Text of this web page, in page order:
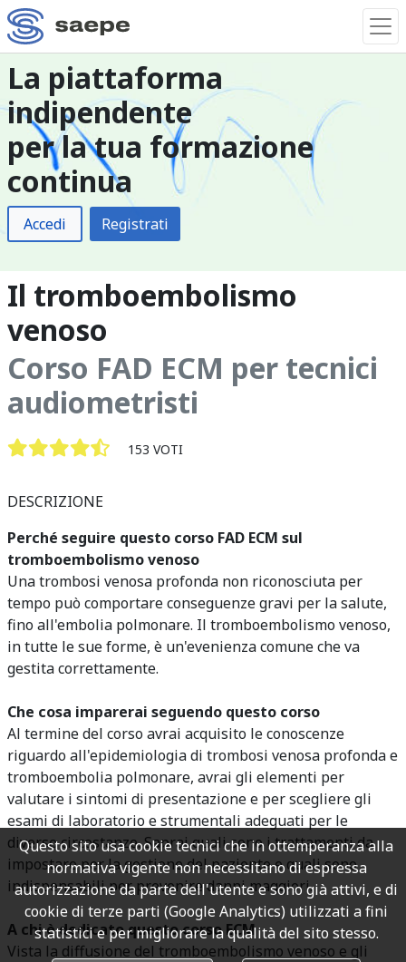
La piattaforma
indipendente
per la tua formazione
continua
Accedi Registrati
Il tromboembolismo
venoso
Corso FAD ECM per tecnici
audiometristi
153 VOTI
DESCRIZIONE
Perché seguire questo corso FAD ECM sul
tromboembolismo venoso
Una trombosi venosa profonda non riconosciuta per
tempo può comportare conseguenze gravi per la salute,
fino all'embolia polmonare. Il tromboembolismo venoso,
in tutte le sue forme, è un'evenienza comune che va
gestita correttamente.
Che cosa imparerai seguendo questo corso
Al termine del corso avrai acquisito le conoscenze
riguardo all'epidemiologia di trombosi venosa profonda e
tromboembolia polmonare, avrai gli elementi per
valutare i sintomi di presentazione e per scegliere gli
esami di laboratorio e strumentali adeguati per le
diverse circostanze. Saprai quali sono i trattamenti da
impostare per la gestione del paziente e quali sono
indispensabili per prevenire danni maggiori.
A chi è dedicato questo corso ECM
Vista la diffusione del tromboembolismo venoso e gli
Questo sito usa cookie tecnici che in ottemperanza alla
normativa vigente non necessitano di espressa
autorizzazione da parte dell'utente e sono già attivi, e di
cookie di terze parti (Google Analytics) utilizzati a fini
statistici e per migliorare la qualità del sito stesso.